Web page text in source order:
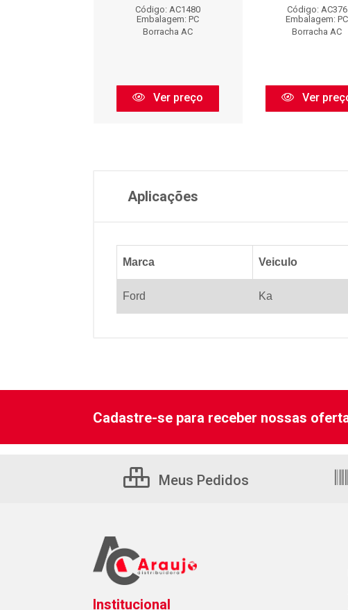
Código: AC1480
Embalagem: PC
Borracha AC
Ver preço
Código: AC376
Embalagem: PC
Borracha AC
Ver
Aplicações
Marca Veiculo
Ford Ka
Cadastre-se para receber nossas
Meus Pedidos
Institucional